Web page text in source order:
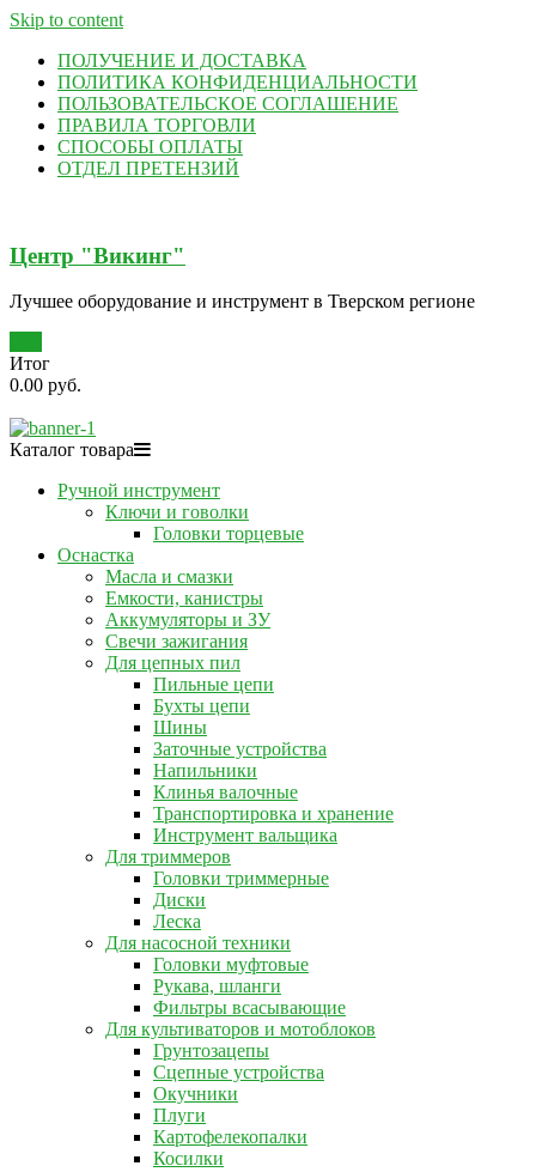
Skip to content
ПОЛУЧЕНИЕ И ДОСТАВКА
ПОЛИТИКА КОНФИДЕНЦИАЛЬНОСТИ
ПОЛЬЗОВАТЕЛЬСКОЕ СОГЛАШЕНИЕ
ПРАВИЛА ТОРГОВЛИ
СПОСОБЫ ОПЛАТЫ
ОТДЕЛ ПРЕТЕНЗИЙ
Центр "Викинг"
Лучшее оборудование и инструмент в Тверском регионе
Итог
0.00 руб.
Каталог товара
Ручной инструмент
Ключи и говолки
Головки торцевые
Оснастка
Масла и смазки
Емкости, канистры
Аккумуляторы и ЗУ
Свечи зажигания
Для цепных пил
Пильные цепи
Бухты цепи
Шины
Заточные устройства
Напильники
Клинья валочные
Транспортировка и хранение
Инструмент вальщика
Для триммеров
Головки триммерные
Диски
Леска
Для насосной техники
Головки муфтовые
Рукава, шланги
Фильтры всасывающие
Для культиваторов и мотоблоков
Грунтозацепы
Сцепные устройства
Окучники
Плуги
Картофелекопалки
Косилки